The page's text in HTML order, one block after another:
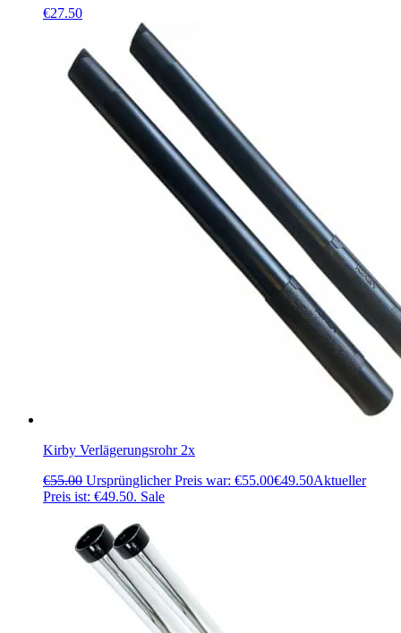
€27.50
Kirby Verlägerungsrohr 2x
€55.00 Ursprünglicher Preis war: €55.00€49.50Aktueller
Preis ist: €49.50. Sale